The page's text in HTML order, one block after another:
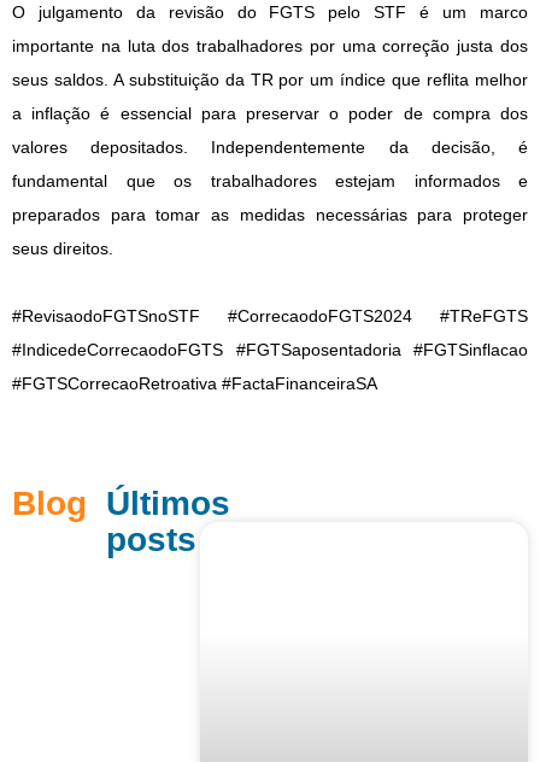
O julgamento da revisão do FGTS pelo STF é um marco
importante na luta dos trabalhadores por uma correção justa dos
seus saldos. A substituição da TR por um índice que reflita melhor
a inflação é essencial para preservar o poder de compra dos
valores depositados. Independentemente da decisão, é
fundamental que os trabalhadores estejam informados e
preparados para tomar as medidas necessárias para proteger
seus direitos.
#RevisaodoFGTSnoSTF #CorrecaodoFGTS2024 #TReFGTS
#IndicedeCorrecaodoFGTS #FGTSaposentadoria #FGTSinflacao
#FGTSCorrecaoRetroativa #FactaFinanceiraSA
Blog Últimos
posts